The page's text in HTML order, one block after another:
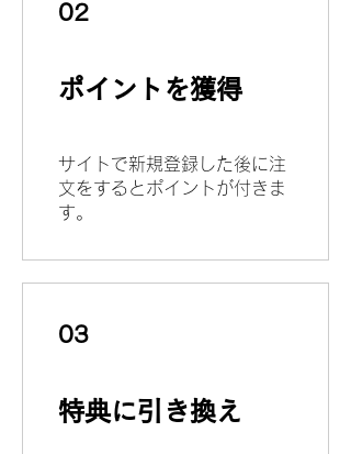
02
ポイントを獲得
サイトで新規登録した後に注
文をするとポイントが付きま
す。
03
特典に引き換え